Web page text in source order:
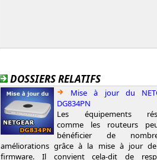
DOSSIERS RELATIFS
Mise à jour du
DG834PN
Les équipements
comme les routeurs
bénéficier de
améliorations grâce à la mise à jour
firmware. Il convient cela-dit de